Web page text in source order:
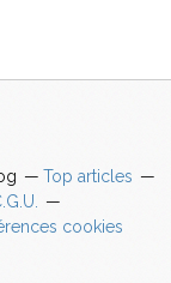
Top articles
cookies